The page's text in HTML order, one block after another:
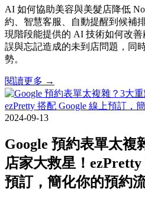
AI 如何協助美容與美髮店降低
約、智慧客服、自動提醒到候補
現階段能提供的 AI 技術如何改
誤與忘記造成的未到店問題，同
勢。
閱讀更多 →
2024-09-13
Google 預約表單太複
店家大救星！
預訂，簡化你的預約